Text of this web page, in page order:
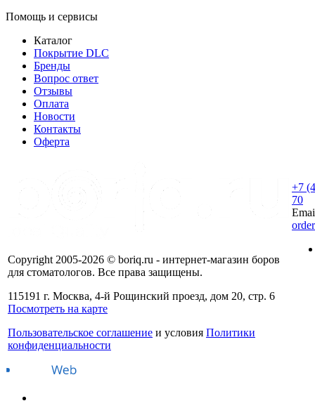
Помощь и сервисы
Каталог
Покрытие DLC
Бренды
Вопрос ответ
Отзывы
Оплата
Новости
Контакты
Оферта
Copyright 2005-2026 © boriq.ru - интернет-магазин боров
для стоматологов. Все права защищены.
115191 г. Москва, 4-й Рощинский проезд, дом 20, стр. 6
Посмотреть на карте
Пользовательское соглашение и условия Политики
конфиденциальности
+7
70